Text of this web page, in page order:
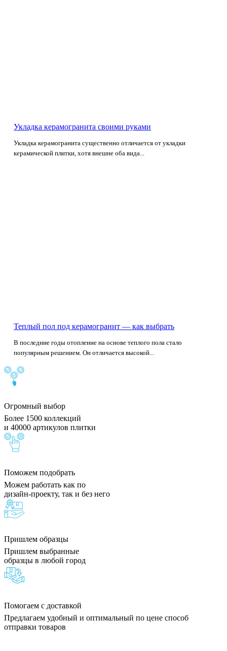
Укладка керамогранита своими руками
Укладка керамогранита существенно отличается от укладки
керамической плитки, хотя внешне оба вида...
Теплый пол под керамогранит — как выбрать
В последние годы отопление на основе теплого пола стало
популярным решением. Он отличается высокой...
Огромный выбор
Более 1500 коллекций
и 40000 артикулов плитки
Поможем подобрать
Можем работать как по
дизайн-проекту, так и без него
Пришлем образцы
Пришлем выбранные
образцы в любой город
Помогаем с доставкой
Предлагаем удобный и оптимальный по цене способ
отправки товаров